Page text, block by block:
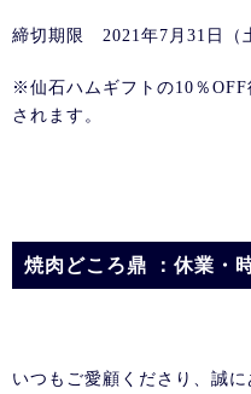
締切期限 2021年7月31日（
※仙石ハムギフトの10％
されます。
焼肉どころ鼎 ：休業・
いつもご愛顧くださり、誠に